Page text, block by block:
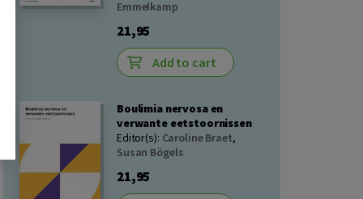
Emmelkamp
21,95
Add to cart
Boulimia nervosa en
verwante eetstoornissen
Editor(s): Caroline Braet,
Susan Bögels
21,95